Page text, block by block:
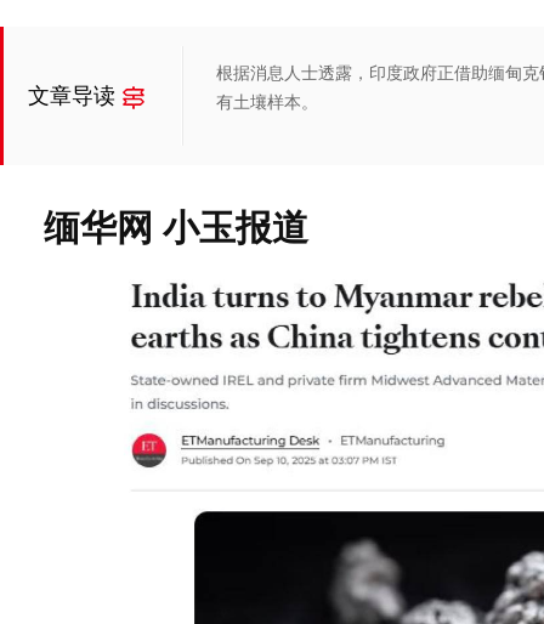
文章导读
根据消息人士透露，印度政府正借助缅甸
有土壤样本。
缅华网 小玉报道